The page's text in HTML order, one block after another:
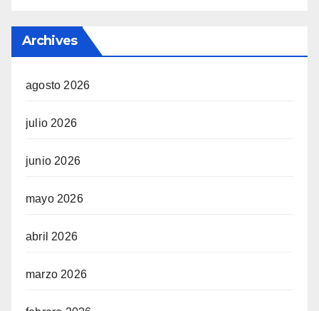
Archives
agosto 2026
julio 2026
junio 2026
mayo 2026
abril 2026
marzo 2026